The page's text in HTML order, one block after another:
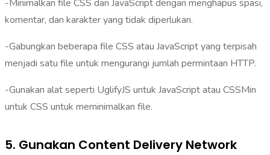
-Minimalkan file CSS dan JavaScript dengan menghapus spasi,
komentar, dan karakter yang tidak diperlukan.
-Gabungkan beberapa file CSS atau JavaScript yang terpisah
menjadi satu file untuk mengurangi jumlah permintaan HTTP.
-Gunakan alat seperti UglifyJS untuk JavaScript atau CSSMin
untuk CSS untuk meminimalkan file.
5. Gunakan Content Delivery Network